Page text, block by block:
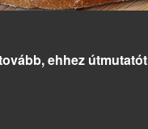
ehhez útmutatót